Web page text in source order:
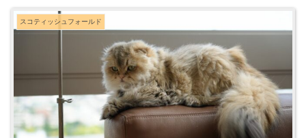
スコティッシュフォールド